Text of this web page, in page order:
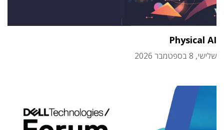
Physical AI
שלישי, 8 בספטמבר 2026